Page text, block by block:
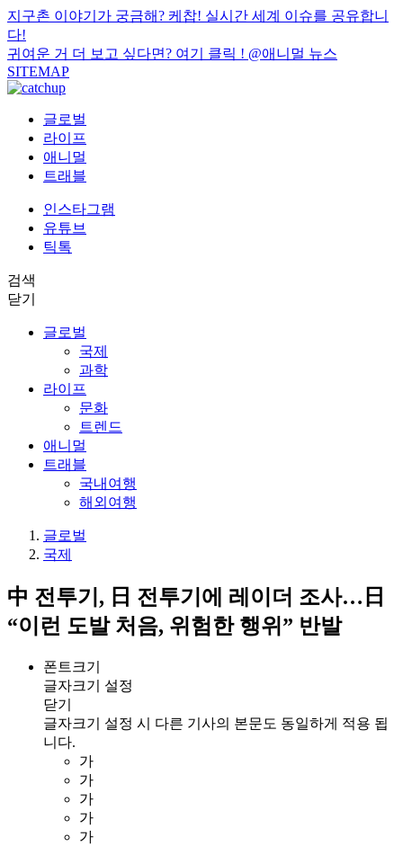
지구촌 이야기가 궁금해? 케찹! 실시간 세계 이슈를 공유합니
다!
귀여운 거 더 보고 싶다면? 여기 클릭 ! @애니멀 뉴스
SITEMAP
글로벌
라이프
애니멀
트래블
인스타그램
유튜브
틱톡
검색
닫기
글로벌
국제
과학
라이프
문화
트렌드
애니멀
트래블
국내여행
해외여행
글로벌
국제
中 전투기, 日 전투기에 레이더 조사…日
“이런 도발 처음, 위험한 행위” 반발
폰트크기
글자크기 설정
닫기
글자크기 설정 시 다른 기사의 본문도 동일하게 적용 됩
니다.
가
가
가
가
가